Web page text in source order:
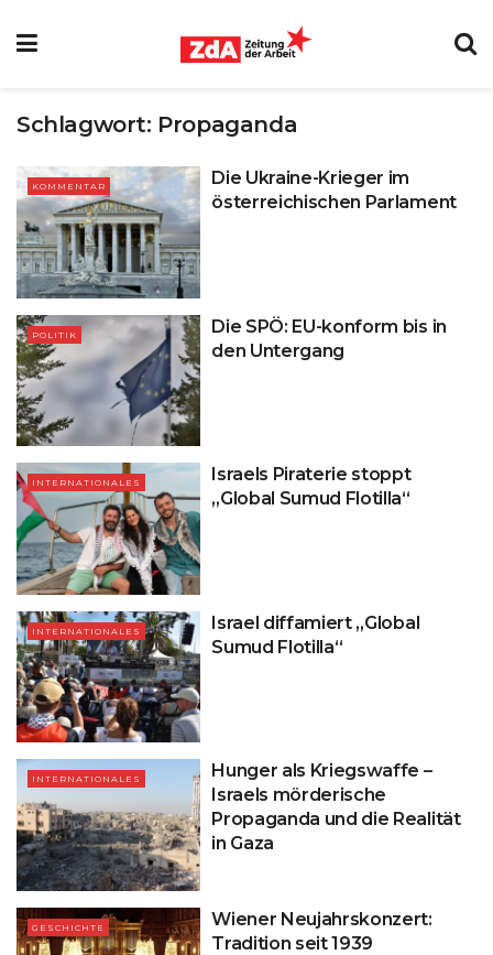
Schlagwort: Propaganda
KOMMENTAR
Die Ukraine-Krieger im
österreichischen Parlament
POLITIK
Die SPÖ: EU-konform bis in
den Untergang
INTERNATIONALES
Israels Piraterie stoppt
„Global Sumud Flotilla“
INTERNATIONALES
Israel diffamiert „Global
Sumud Flotilla“
INTERNATIONALES
Hunger als Kriegswaffe –
Israels mörderische
Propaganda und die Realität
in Gaza
GESCHICHTE
Wiener Neujahrskonzert:
Tradition seit 1939